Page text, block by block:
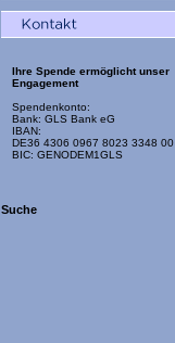
Ihre Spende ermöglicht unser
Engagement
Spendenkonto:
Bank: GLS Bank eG
IBAN:
DE36 4306 0967 8023 3348 00
BIC: GENODEM1GLS
Suche